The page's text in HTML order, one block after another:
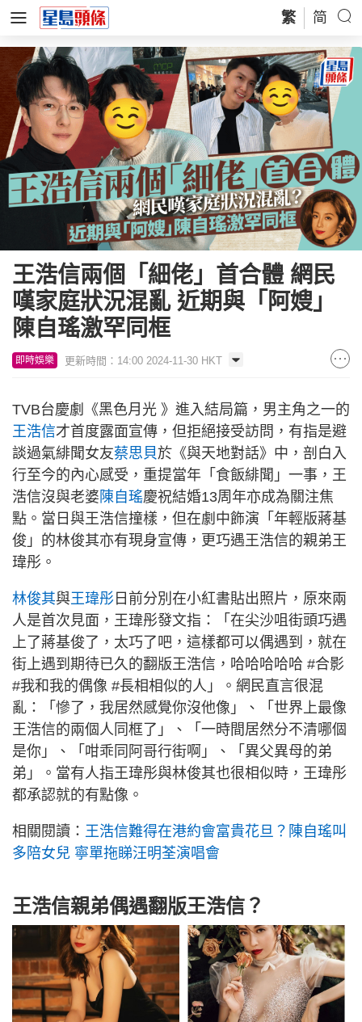
繁 简
王浩信兩個「細佬」首合體 網民
嘆家庭狀況混亂 近期與「阿嫂」
陳自瑤激罕同框
即時娛樂 更新時間：14:00 2024-11-30 HKT
TVB台慶劇《黑色月光 》進入結局篇，男主角之一的
王浩信才首度露面宣傳，但拒絕接受訪問，有指是避
談過氣緋聞女友蔡思貝於《與天地對話》中，剖白入
行至今的內心感受，重提當年「食飯緋聞」一事，王
浩信沒與老婆 陳自瑤慶祝結婚13周年亦成為關注焦
點。當日與王浩信撞樣，但在劇中飾演「年輕版蔣基
俊」的林俊其亦有現身宣傳，更巧遇王浩信的親弟王
瑋彤。
林俊其與王瑋彤 日前分別在小紅書貼出照片，原來兩
人是首次見面，王瑋彤發文指：「在尖沙咀街頭巧遇
上了蔣基俊了，太巧了吧，這樣都可以偶遇到，就在
街上遇到期待已久的翻版王浩信，哈哈哈哈哈 #合影
#我和我的偶像 #長相相似的人」。網民直言很混
亂：「慘了，我居然感覺你沒他像」、「世界上最像
王浩信的兩個人同框了」、「一時間居然分不清哪個
是你」、「咁乖同阿哥行街啊」、「異父異母的弟
弟」。當有人指王瑋彤與林俊其也很相似時，王瑋彤
都承認就的有點像。
相關閱讀： 王浩信難得在港約會富貴花旦？陳自瑤叫
多陪女兒 寧單拖睇汪明荃演唱會
王浩信親弟偶遇翻版王浩信？